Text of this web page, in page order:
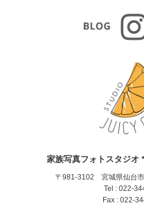
家族写真フォトスタジオ
〒981-3102 宮城県仙台
Tel : 022-
Fax : 022-